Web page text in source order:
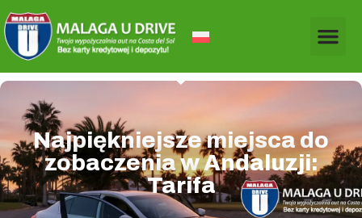
Najpiękniejsze miejsca do
zobaczenia w Andaluzji:
Tarifa